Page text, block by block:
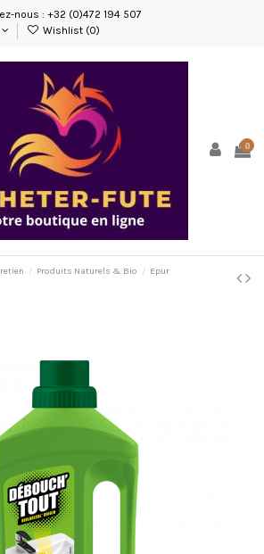
nous : +32 (0)472 194 507
Wishlist (0)
0
Produits Naturels & Bio
Epur